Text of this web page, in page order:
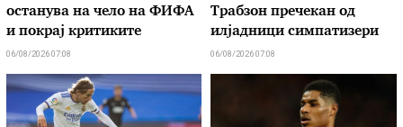
останува на чело на ФИФА
и покрај критиките
06/08/2026 07:08
Трабзон пречекан од
илјадници симпатизери
06/08/2026 07:08